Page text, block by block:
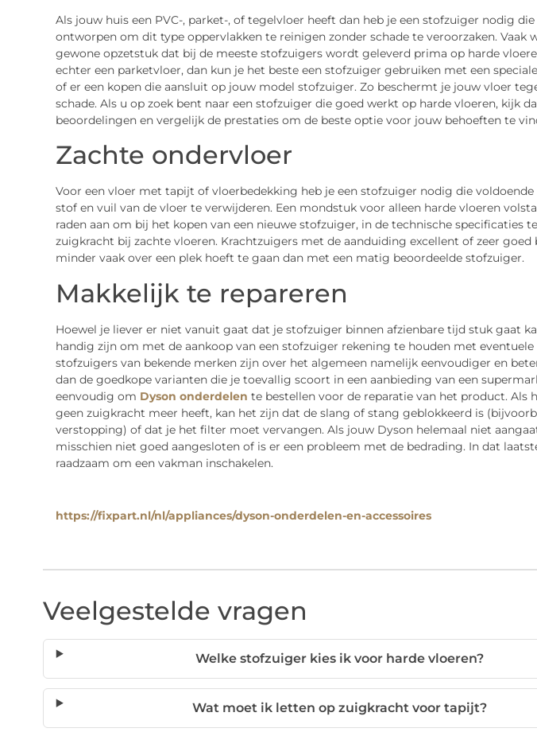
Als jouw huis een PVC-, parket-, of tegelvloer heeft dan heb je een stofzuiger nodig die
ontworpen om dit type oppervlakken te reinigen zonder schade te veroorzaken. Vaak
gewone opzetstuk dat bij de meeste stofzuigers wordt geleverd prima op harde
echter een parketvloer, dan kun je het beste een stofzuiger gebruiken met een
of er een kopen die aansluit op jouw model stofzuiger. Zo beschermt je jouw vloer
schade. Als u op zoek bent naar een stofzuiger die goed werkt op harde vloeren, kijk
beoordelingen en vergelijk de prestaties om de beste optie voor jouw behoeften te
Zachte ondervloer
Voor een vloer met tapijt of vloerbedekking heb je een stofzuiger nodig die
stof en vuil van de vloer te verwijderen. Een mondstuk voor alleen harde vloeren
raden aan om bij het kopen van een nieuwe stofzuiger, in de technische specificaties
zuigkracht bij zachte vloeren. Krachtzuigers met de aanduiding excellent of zeer goed
minder vaak over een plek hoeft te gaan dan met een matig beoordeelde stofzuiger.
Makkelijk te repareren
Hoewel je liever er niet vanuit gaat dat je stofzuiger binnen afzienbare tijd stuk gaat
handig zijn om met de aankoop van een stofzuiger rekening te houden met eventuele
stofzuigers van bekende merken zijn over het algemeen namelijk eenvoudiger en
dan de goedkope varianten die je toevallig scoort in een aanbieding van een
eenvoudig om Dyson onderdelen te bestellen voor de reparatie van het product. Als
geen zuigkracht meer heeft, kan het zijn dat de slang of stang geblokkeerd is
verstopping) of dat je het filter moet vervangen. Als jouw Dyson helemaal niet
misschien niet goed aangesloten of is er een probleem met de bedrading. In dat
raadzaam om een vakman inschakelen.
https://fixpart.nl/nl/appliances/dyson-onderdelen-en-accessoires
Veelgestelde vragen
Welke stofzuiger kies ik voor harde vloeren?
Wat moet ik letten op zuigkracht voor tapijt?